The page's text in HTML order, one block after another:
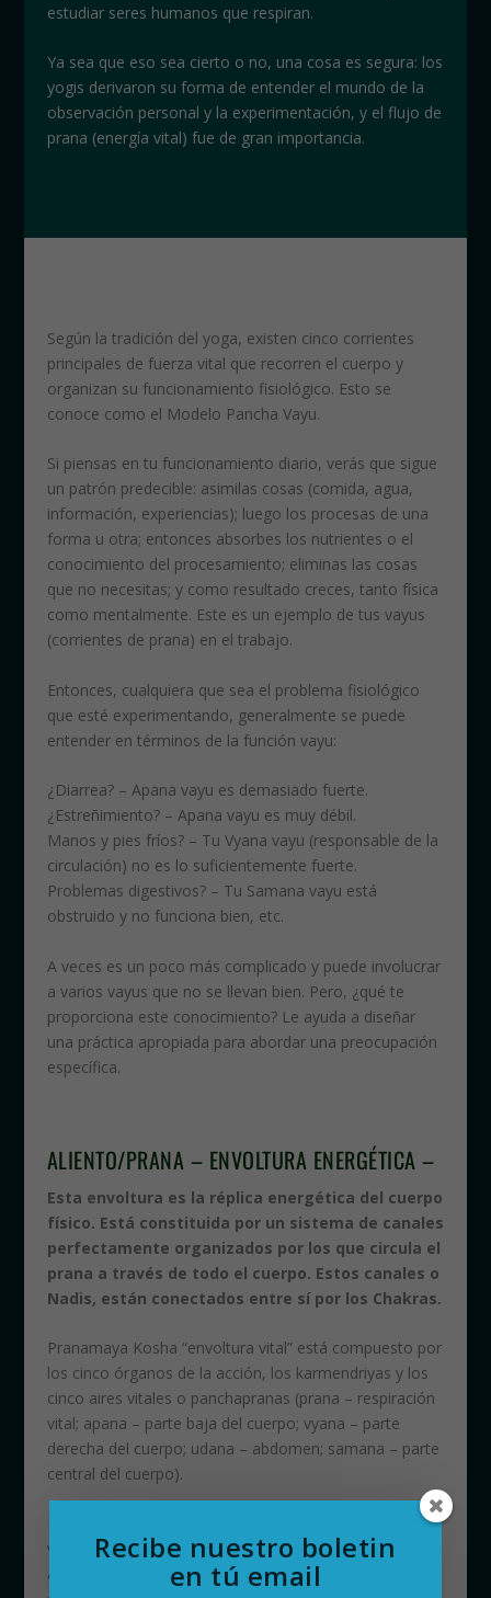
estudiar seres humanos que respiran.
Ya sea que eso sea cierto o no, una cosa es segura: los
yogis derivaron su forma de entender el mundo de la
observación personal y la experimentación, y el flujo de
prana (energía vital) fue de gran importancia.
Según la tradición del yoga, existen cinco corrientes
principales de fuerza vital que recorren el cuerpo y
organizan su funcionamiento fisiológico. Esto se
conoce como el Modelo Pancha Vayu.
Si piensas en tu funcionamiento diario, verás que sigue
un patrón predecible: asimilas cosas (comida, agua,
información, experiencias); luego los procesas de una
forma u otra; entonces absorbes los nutrientes o el
conocimiento del procesamiento; eliminas las cosas
que no necesitas; y como resultado creces, tanto física
como mentalmente. Este es un ejemplo de tus vayus
(corrientes de prana) en el trabajo.
Entonces, cualquiera que sea el problema fisiológico
que esté experimentando, generalmente se puede
entender en términos de la función vayu:
¿Diarrea? – Apana vayu es demasiado fuerte.
¿Estreñimiento? – Apana vayu es muy débil.
Manos y pies fríos? – Tu Vyana vayu (responsable de la
circulación) no es lo suficientemente fuerte.
Problemas digestivos? – Tu Samana vayu está
obstruido y no funciona bien, etc.
A veces es un poco más complicado y puede involucrar
a varios vayus que no se llevan bien. Pero, ¿qué te
proporciona este conocimiento? Le ayuda a diseñar
una práctica apropiada para abordar una preocupación
específica.
ALIENTO/PRANA – ENVOLTURA ENERGÉTICA –
Esta envoltura es la réplica energética del cuerpo
físico. Está constituida por un sistema de canales
perfectamente organizados por los que circula el
prana a través de todo el cuerpo. Estos canales o
Nadis, están conectados entre sí por los Chakras.
Pranamaya Kosha “envoltura vital” está compuesto por
los cinco órganos de la acción, los karmendriyas y los
cinco aires vitales o panchapranas (prana – respiración
vital; apana – parte baja del cuerpo; vyana – parte
derecha del cuerpo; udana – abdomen; samana – parte
central del cuerpo).
En esta envoltura o kosha residen nuestros impulsos
vitales de supervivencia, reproducción, movimiento y
autoexpresión, impulsos que están conectados a los
Recibe nuestro boletin
en tú email